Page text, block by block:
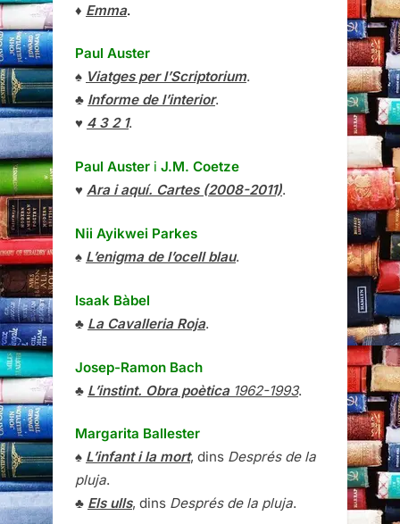
♦ Emma.
Paul Auster
♠ Viatges per l’Scriptorium.
♣ Informe de l’interior.
♥ 4 3 2 1.
Paul Auster i J.M. Coetze
♥ Ara i aquí. Cartes (2008-2011).
Nii Ayikwei Parkes
♠ L’enigma de l’ocell blau.
Isaak Bàbel
♣ La Cavalleria Roja.
Josep-Ramon Bach
♣ L’instint. Obra poètica1962-1993.
Margarita Ballester
♠ L’infant i la mort, dins Després de la
pluja.
♣ Els ulls, dins Després de la pluja.